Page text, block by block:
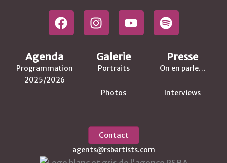
F
a
c
e
b
o
I
n
s
t
a
Y
o
u
t
S
p
o
t
i
y
Agenda
Programmation
2025/2026
Galerie
Portraits
Photos
Presse
On en parle…
Interviews
Contact
agents@rsbartists.com